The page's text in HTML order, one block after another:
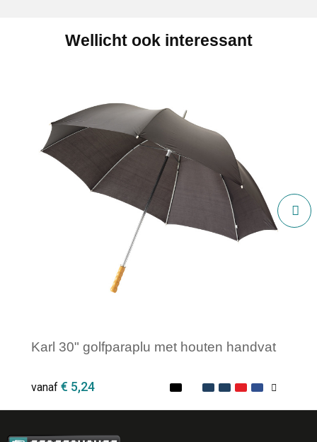
Wellicht ook interessant
Karl 30" golfparaplu met houten handvat
vanaf € 5,24